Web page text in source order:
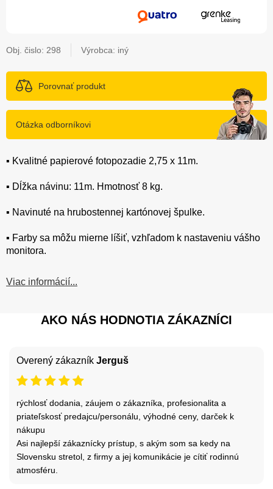
Obj. čislo: 298 Výrobca: iný
Porovnať produkt
Otázka odborníkovi
▪️ Kvalitné papierové fotopozadie 2,75 x 11m.
▪️ Dĺžka návinu: 11m. Hmotnosť 8 kg.
▪️ Navinuté na hrubostennej kartónovej špulke.
▪️ Farby sa môžu mierne líšiť, vzhľadom k nastaveniu vášho
monitora.
Viac informácií...
AKO NÁS HODNOTIA ZÁKAZNÍCI
Overený zákazník Jerguš
rýchlosť dodania, záujem o zákazníka, profesionalita a
priateľskosť predajcu/personálu, výhodné ceny, darček k
nákupu
Asi najlepší zákaznícky prístup, s akým som sa kedy na
Slovensku stretol, z firmy a jej komunikácie je cítiť rodinnú
atmosféru.